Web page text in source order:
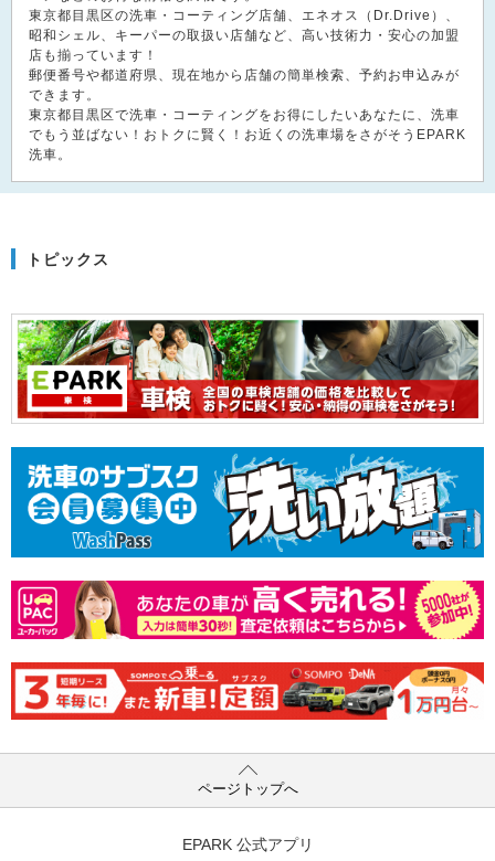
東京都目黒区の洗車・コーティング店舗、エネオス（Dr.Drive）、
昭和シェル、キーパーの取扱い店舗など、高い技術力・安心の加盟
店も揃っています！
郵便番号や都道府県、現在地から店舗の簡単検索、予約お申込みが
できます。
東京都目黒区で洗車・コーティングをお得にしたいあなたに、洗車
でもう並ばない！おトクに賢く！お近くの洗車場をさがそうEPARK
洗車。
トピックス
ページトップへ